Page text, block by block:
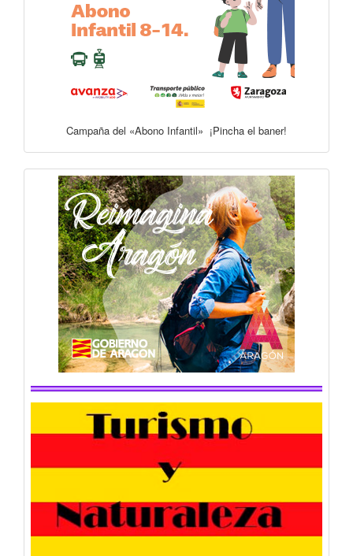
Campaña del «Abono Infantil» ¡Pincha el baner!